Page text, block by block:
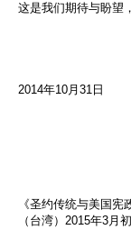
这是我们期待与盼望
2014年10月31日
《圣约传统与美国宪
（台湾）2015年3月初